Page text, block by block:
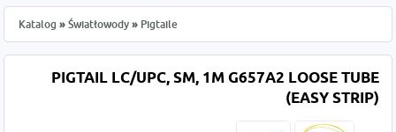
Katalog » Światłowody » Pigtaile
PIGTAIL LC/UPC, SM, 1M G657A2 LOOSE TUBE
(EASY STRIP)